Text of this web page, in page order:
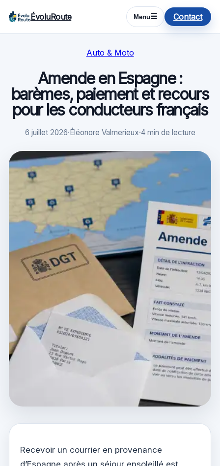
ÉvoluRoute Menu☰ Contact
Auto & Moto
Amende en Espagne :
barèmes, paiement et recours
pour les conducteurs français
6 juillet 2026·Éléonore Valmerieux·4 min de lecture
Recevoir un courrier en provenance
d’Espagne après un séjour ensoleillé est